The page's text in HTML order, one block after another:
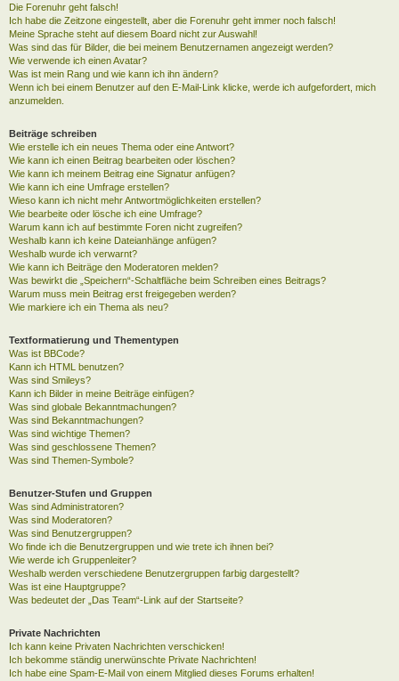
Die Forenuhr geht falsch!
Ich habe die Zeitzone eingestellt, aber die Forenuhr geht immer noch falsch!
Meine Sprache steht auf diesem Board nicht zur Auswahl!
Was sind das für Bilder, die bei meinem Benutzernamen angezeigt werden?
Wie verwende ich einen Avatar?
Was ist mein Rang und wie kann ich ihn ändern?
Wenn ich bei einem Benutzer auf den E-Mail-Link klicke, werde ich aufgefordert, mich
anzumelden.
Beiträge schreiben
Wie erstelle ich ein neues Thema oder eine Antwort?
Wie kann ich einen Beitrag bearbeiten oder löschen?
Wie kann ich meinem Beitrag eine Signatur anfügen?
Wie kann ich eine Umfrage erstellen?
Wieso kann ich nicht mehr Antwortmöglichkeiten erstellen?
Wie bearbeite oder lösche ich eine Umfrage?
Warum kann ich auf bestimmte Foren nicht zugreifen?
Weshalb kann ich keine Dateianhänge anfügen?
Weshalb wurde ich verwarnt?
Wie kann ich Beiträge den Moderatoren melden?
Was bewirkt die „Speichern“-Schaltfläche beim Schreiben eines Beitrags?
Warum muss mein Beitrag erst freigegeben werden?
Wie markiere ich ein Thema als neu?
Textformatierung und Thementypen
Was ist BBCode?
Kann ich HTML benutzen?
Was sind Smileys?
Kann ich Bilder in meine Beiträge einfügen?
Was sind globale Bekanntmachungen?
Was sind Bekanntmachungen?
Was sind wichtige Themen?
Was sind geschlossene Themen?
Was sind Themen-Symbole?
Benutzer-Stufen und Gruppen
Was sind Administratoren?
Was sind Moderatoren?
Was sind Benutzergruppen?
Wo finde ich die Benutzergruppen und wie trete ich ihnen bei?
Wie werde ich Gruppenleiter?
Weshalb werden verschiedene Benutzergruppen farbig dargestellt?
Was ist eine Hauptgruppe?
Was bedeutet der „Das Team“-Link auf der Startseite?
Private Nachrichten
Ich kann keine Privaten Nachrichten verschicken!
Ich bekomme ständig unerwünschte Private Nachrichten!
Ich habe eine Spam-E-Mail von einem Mitglied dieses Forums erhalten!